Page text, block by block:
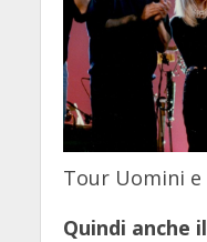
Tour Uomini e
Quindi anche